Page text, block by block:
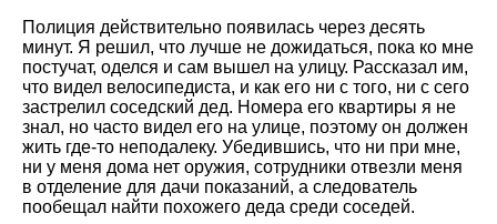
Полиция действительно появилась через десять
минут. Я решил, что лучше не дожидаться, пока ко мне
постучат, оделся и сам вышел на улицу. Рассказал им,
что видел велосипедиста, и как его ни с того, ни с сего
застрелил соседский дед. Номера его квартиры я не
знал, но часто видел его на улице, поэтому он должен
жить где-то неподалеку. Убедившись, что ни при мне,
ни у меня дома нет оружия, сотрудники отвезли меня
в отделение для дачи показаний, а следователь
пообещал найти похожего деда среди соседей.